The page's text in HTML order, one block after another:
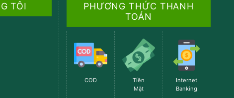
TÔI
PHƯƠNG THỨC THANH
TOÁN
COD
Tiền
Mặt
Internet
Banking